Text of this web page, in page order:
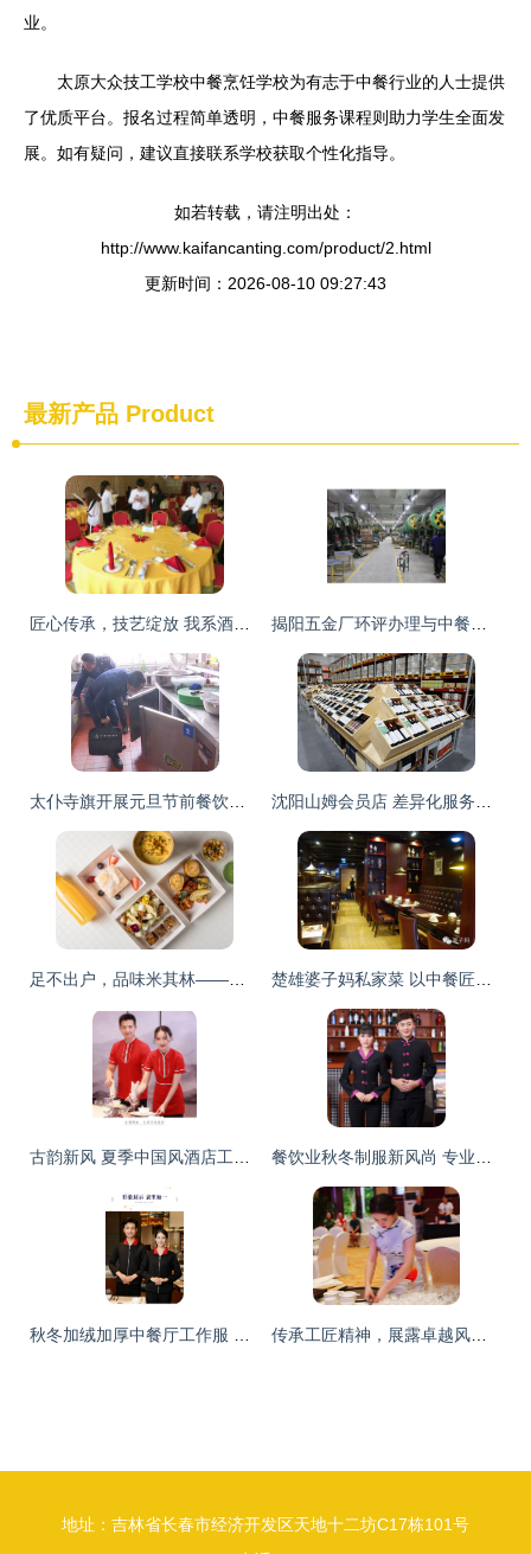
业。
太原大众技工学校中餐烹饪学校为有志于中餐行业的人士提供
了优质平台。报名过程简单透明，中餐服务课程则助力学生全面发
展。如有疑问，建议直接联系学校获取个性化指导。
如若转载，请注明出处：
http://www.kaifancanting.com/product/2.html
更新时间：2026-08-10 09:27:43
最新产品 Product
地址：吉林省长春市经济开发区天地十二坊C17栋101号